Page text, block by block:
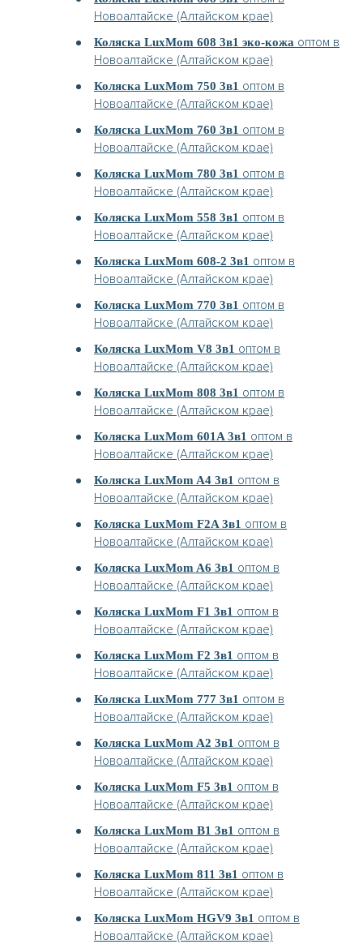
Новоалтайске (Алтайском крае)
Коляска LuxMom 608 3в1 эко-кожа оптом в
Новоалтайске (Алтайском крае)
Коляска LuxMom 750 3в1 оптом в
Новоалтайске (Алтайском крае)
Коляска LuxMom 760 3в1 оптом в
Новоалтайске (Алтайском крае)
Коляска LuxMom 780 3в1 оптом в
Новоалтайске (Алтайском крае)
Коляска LuxMom 558 3в1 оптом в
Новоалтайске (Алтайском крае)
Коляска LuxMom 608-2 3в1 оптом в
Новоалтайске (Алтайском крае)
Коляска LuxMom 770 3в1 оптом в
Новоалтайске (Алтайском крае)
Коляска LuxMom V8 3в1 оптом в
Новоалтайске (Алтайском крае)
Коляска LuxMom 808 3в1 оптом в
Новоалтайске (Алтайском крае)
Коляска LuxMom 601A 3в1 оптом в
Новоалтайске (Алтайском крае)
Коляска LuxMom A4 3в1 оптом в
Новоалтайске (Алтайском крае)
Коляска LuxMom F2A 3в1 оптом в
Новоалтайске (Алтайском крае)
Коляска LuxMom A6 3в1 оптом в
Новоалтайске (Алтайском крае)
Коляска LuxMom F1 3в1 оптом в
Новоалтайске (Алтайском крае)
Коляска LuxMom F2 3в1 оптом в
Новоалтайске (Алтайском крае)
Коляска LuxMom 777 3в1 оптом в
Новоалтайске (Алтайском крае)
Коляска LuxMom A2 3в1 оптом в
Новоалтайске (Алтайском крае)
Коляска LuxMom F5 3в1 оптом в
Новоалтайске (Алтайском крае)
Коляска LuxMom B1 3в1 оптом в
Новоалтайске (Алтайском крае)
Коляска LuxMom 811 3в1 оптом в
Новоалтайске (Алтайском крае)
Коляска LuxMom HGV9 3в1 оптом в
Новоалтайске (Алтайском крае)